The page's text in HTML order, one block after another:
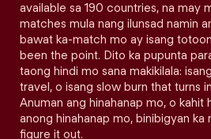
available sa 190 countries, na may
matches mula nang ilunsad namin
bawat ka-match mo ay isang
been the point. Dito ka pupunta
taong hindi mo sana makikilala:
travel, o isang slow burn that turns
Anuman ang hinahanap mo, o kahit
anong hinahanap mo, binibigyan
figure it out.